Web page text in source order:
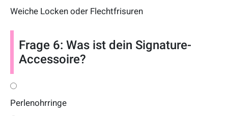
Weiche Locken oder Flechtfrisuren
Frage 6: Was ist dein Signature-
Accessoire?
Perlenohrringe